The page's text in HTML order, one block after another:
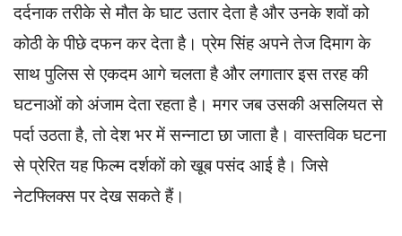
दर्दनाक तरीके से मौत के घाट उतार देता है और उनके शवों को
कोठी के पीछे दफन कर देता है। प्रेम सिंह अपने तेज दिमाग के
साथ पुलिस से एकदम आगे चलता है और लगातार इस तरह की
घटनाओं को अंजाम देता रहता है। मगर जब उसकी असलियत से
पर्दा उठता है, तो देश भर में सन्नाटा छा जाता है। वास्तविक घटना
से प्रेरित यह फिल्म दर्शकों को खूब पसंद आई है। जिसे
नेटफ्लिक्स पर देख सकते हैं।